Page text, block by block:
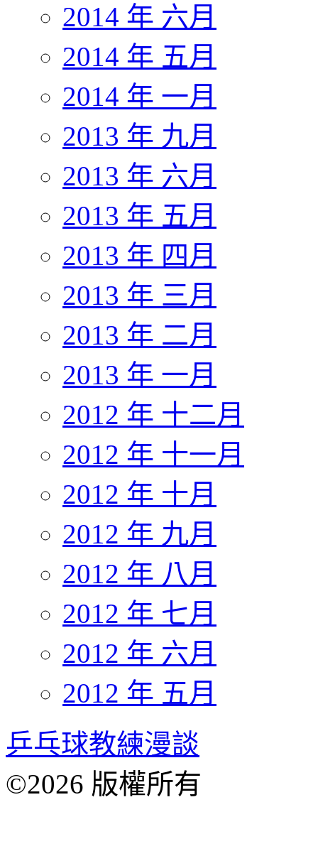
2014 年 六月
2014 年 五月
2014 年 一月
2013 年 九月
2013 年 六月
2013 年 五月
2013 年 四月
2013 年 三月
2013 年 二月
2013 年 一月
2012 年 十二月
2012 年 十一月
2012 年 十月
2012 年 九月
2012 年 八月
2012 年 七月
2012 年 六月
2012 年 五月
乒乓球教練漫談
©2026 版權所有